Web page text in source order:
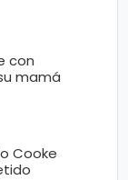
con
mamá
Cooke